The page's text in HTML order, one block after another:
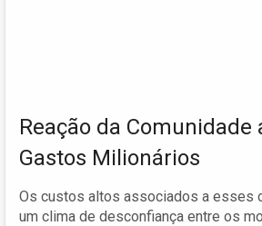
Reação da Comunidade
Gastos Milionários
Os custos altos associados a esses
um clima de desconfiança entre os